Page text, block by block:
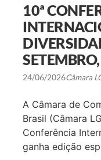
10ª
24/06/2026Câmara
A Câmara de
Brasil (Câmara
Conferência
ganha edição